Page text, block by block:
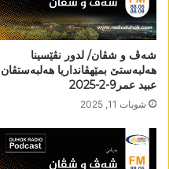
شەڤ و شڤان/ لدور نڤێسینا
ھەلبەستێ بمێھڤانداریا ھەلبەستڤان
عبید عمر9-2-2025
شوبات 11, 2025